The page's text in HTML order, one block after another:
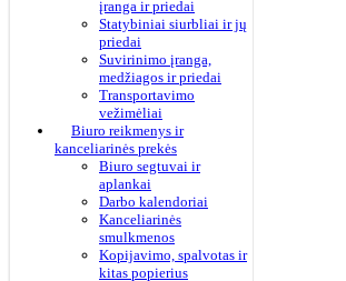
įranga ir priedai
Statybiniai siurbliai ir jų
priedai
Suvirinimo įranga,
medžiagos ir priedai
Transportavimo
vežimėliai
Biuro reikmenys ir
kanceliarinės prekės
Biuro segtuvai ir
aplankai
Darbo kalendoriai
Kanceliarinės
smulkmenos
Kopijavimo, spalvotas ir
kitas popierius